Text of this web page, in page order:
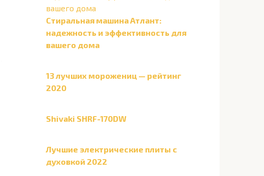
Стиральная машина Атлант:
надежность и эффективность для
вашего дома
13 лучших морожениц — рейтинг
2020
Shivaki SHRF-170DW
Лучшие электрические плиты с
духовкой 2022